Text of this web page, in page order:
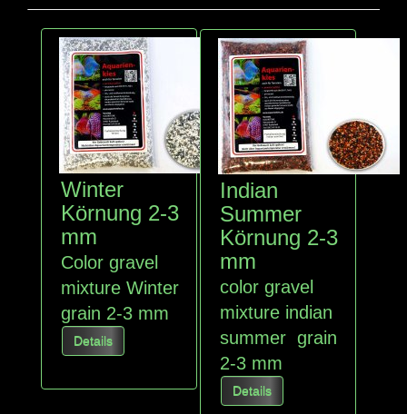
Winter
Körnung 2-3
mm
Color gravel
mixture Winter
grain 2-3 mm
Details
Indian
Summer
Körnung 2-3
mm
color gravel
mixture indian
summer grain
2-3 mm
Details